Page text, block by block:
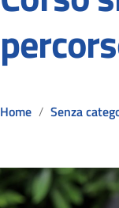
Home Senza